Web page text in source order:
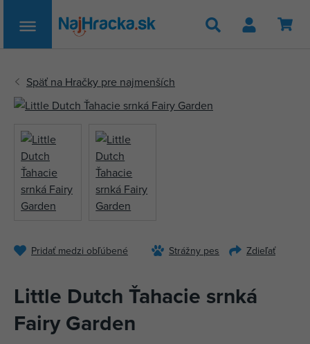
Hľadať
Pridať medzi obľúbené Strážny pes Zdieľať
Little Dutch Ťahacie srnká
Fairy Garden